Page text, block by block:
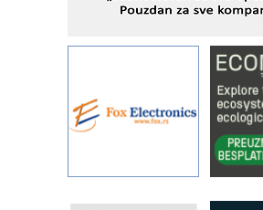
STAUFF – Komponente
sistema
YAMADA pumpe –
pouzdanost u transferu
Filtration Group Industrial
rešenja za filtraciju u
procesnim sistemima
Art Utopia Studio –